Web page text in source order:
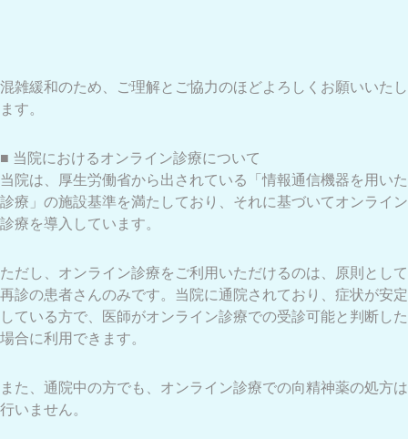
混雑緩和のため、ご理解とご協力のほどよろしくお願いいたし
ます。
■ 当院におけるオンライン診療について
当院は、厚生労働省から出されている「情報通信機器を用いた
診療」の施設基準を満たしており、それに基づいてオンライン
診療を導入しています。
ただし、オンライン診療をご利用いただけるのは、原則として
再診の患者さんのみです。当院に通院されており、症状が安定
している方で、医師がオンライン診療での受診可能と判断した
場合に利用できます。
また、通院中の方でも、オンライン診療での向精神薬の処方は
行いません。